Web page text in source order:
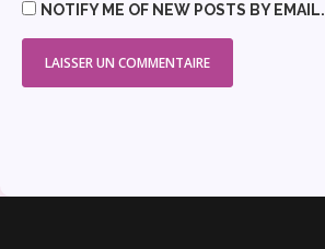
NOTIFY ME OF NEW POSTS BY EMAIL.